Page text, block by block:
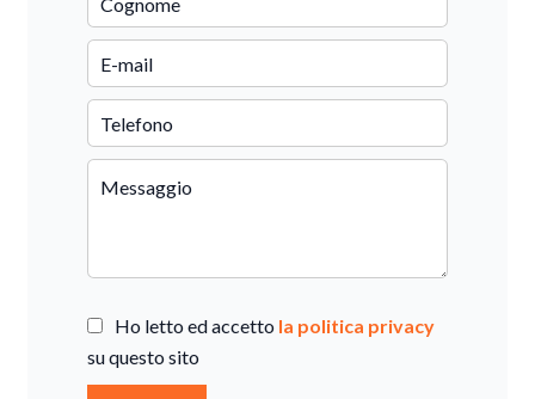
Ho letto ed accetto la politica privacy
su questo sito